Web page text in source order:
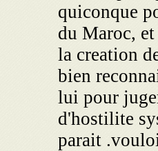
quiconque
du Maroc,
la creation
bien
lui pour
d'hostilite
parait